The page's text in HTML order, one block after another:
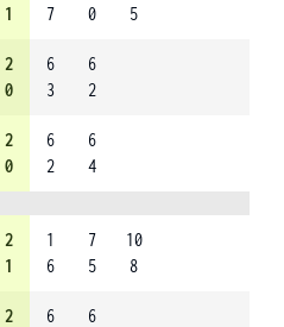
1
7
0
5
2
0
6
3
6
2
2
0
6
2
6
4
2
1
1
6
7
5
10
8
2
6
6